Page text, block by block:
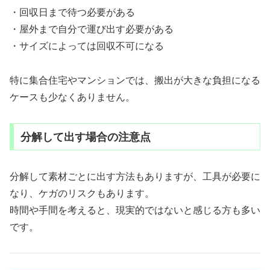
・回収日まで待つ必要がある
・屋外まで自分で運び出す必要がある
・サイズによっては回収不可になる
特に集合住宅やマンションでは、搬出が大きな負担になる
ケースも少なくありません。
分解して出す場合の注意点
分解して素材ごとに出す方法もありますが、工具が必要に
なり、ケガのリスクもあります。
時間や手間を考えると、現実的ではないと感じる方も多い
です。